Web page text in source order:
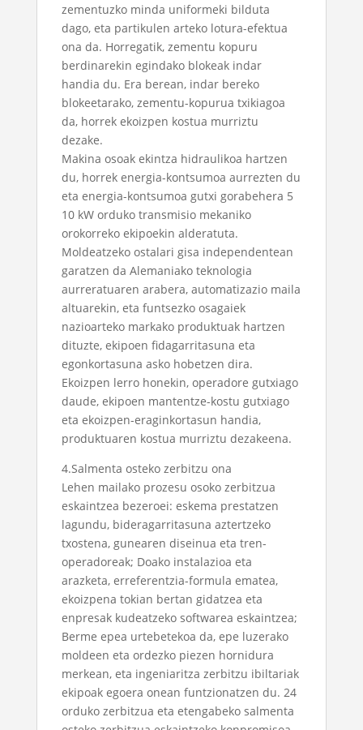
zementuzko minda uniformeki bilduta
dago, eta partikulen arteko lotura-efektua
ona da. Horregatik, zementu kopuru
berdinarekin egindako blokeak indar
handia du. Era berean, indar bereko
blokeetarako, zementu-kopurua txikiagoa
da, horrek ekoizpen kostua murriztu
dezake.
Makina osoak ekintza hidraulikoa hartzen
du, horrek energia-kontsumoa aurrezten du
eta energia-kontsumoa gutxi gorabehera 5
10 kW orduko transmisio mekaniko
orokorreko ekipoekin alderatuta.
Moldeatzeko ostalari gisa independentean
garatzen da Alemaniako teknologia
aurreratuaren arabera, automatizazio maila
altuarekin, eta funtsezko osagaiek
nazioarteko markako produktuak hartzen
dituzte, ekipoen fidagarritasuna eta
egonkortasuna asko hobetzen dira.
Ekoizpen lerro honekin, operadore gutxiago
daude, ekipoen mantentze-kostu gutxiago
eta ekoizpen-eraginkortasun handia,
produktuaren kostua murriztu dezakeena.
4.Salmenta osteko zerbitzu ona
Lehen mailako prozesu osoko zerbitzua
eskaintzea bezeroei: eskema prestatzen
lagundu, bideragarritasuna aztertzeko
txostena, gunearen diseinua eta tren-
operadoreak; Doako instalazioa eta
arazketa, erreferentzia-formula ematea,
ekoizpena tokian bertan gidatzea eta
enpresak kudeatzeko softwarea eskaintzea;
Berme epea urtebetekoa da, epe luzerako
moldeen eta ordezko piezen hornidura
merkean, eta ingeniaritza zerbitzu ibiltariak
ekipoak egoera onean funtzionatzen du. 24
orduko zerbitzua eta etengabeko salmenta